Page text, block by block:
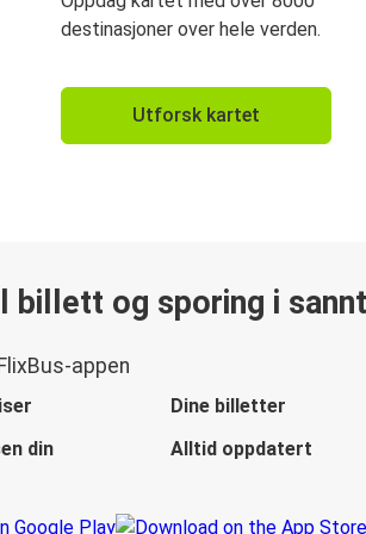
destinasjoner over hele verden.
Utforsk kartet
billett og sporing i
appen
Dine billetter
din
Alltid oppdatert